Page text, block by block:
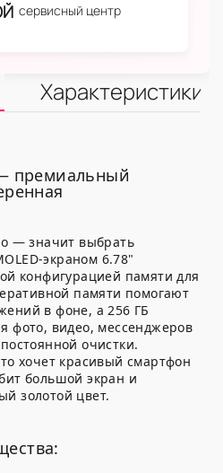
сервисный центр
Характеристики
премиальный
— значит выбрать
экраном 6.78"
конфигурацией памяти для
памяти помогают
в фоне, а 256 ГБ
фото, видео, мессенджеров
очистки.
хочет красивый смартфон
большой экран и
золотой цвет.